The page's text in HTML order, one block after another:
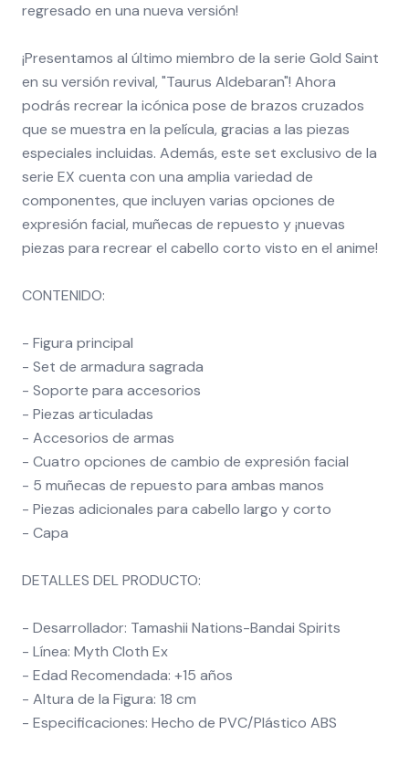
regresado en una nueva versión!
¡Presentamos al último miembro de la serie Gold Saint
en su versión revival, "Taurus Aldebaran"! Ahora
podrás recrear la icónica pose de brazos cruzados
que se muestra en la película, gracias a las piezas
especiales incluidas. Además, este set exclusivo de la
serie EX cuenta con una amplia variedad de
componentes, que incluyen varias opciones de
expresión facial, muñecas de repuesto y ¡nuevas
piezas para recrear el cabello corto visto en el anime!
CONTENIDO:
- Figura principal
- Set de armadura sagrada
- Soporte para accesorios
- Piezas articuladas
- Accesorios de armas
- Cuatro opciones de cambio de expresión facial
- 5 muñecas de repuesto para ambas manos
- Piezas adicionales para cabello largo y corto
- Capa
DETALLES DEL PRODUCTO:
- Desarrollador: Tamashii Nations-Bandai Spirits
- Línea: Myth Cloth Ex
- Edad Recomendada: +15 años
- Altura de la Figura: 18 cm
- Especificaciones: Hecho de PVC/Plástico ABS